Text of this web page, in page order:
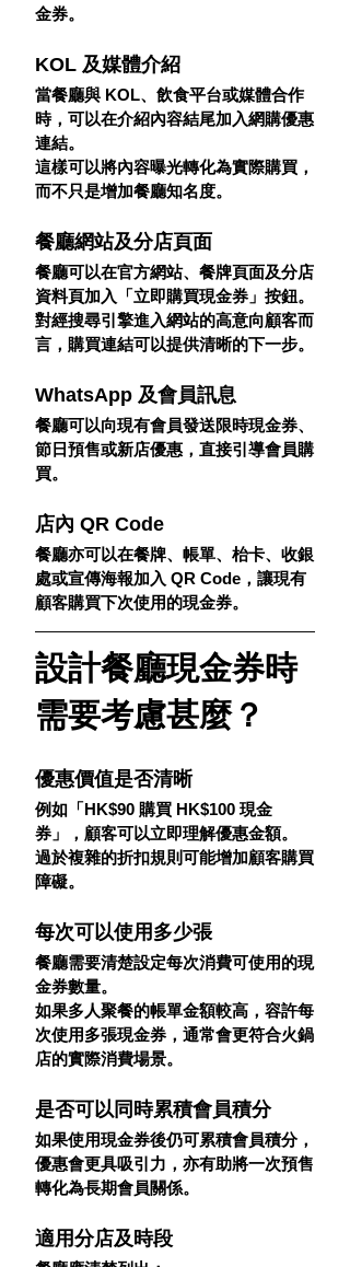
金券。
KOL 及媒體介紹
當餐廳與 KOL、飲食平台或媒體合作
時，可以在介紹內容結尾加入網購優惠
連結。
這樣可以將內容曝光轉化為實際購買，
而不只是增加餐廳知名度。
餐廳網站及分店頁面
餐廳可以在官方網站、餐牌頁面及分店
資料頁加入「立即購買現金券」按鈕。
對經搜尋引擎進入網站的高意向顧客而
言，購買連結可以提供清晰的下一步。
WhatsApp 及會員訊息
餐廳可以向現有會員發送限時現金券、
節日預售或新店優惠，直接引導會員購
買。
店內 QR Code
餐廳亦可以在餐牌、帳單、枱卡、收銀
處或宣傳海報加入 QR Code，讓現有
顧客購買下次使用的現金券。
設計餐廳現金券時
需要考慮甚麼？
優惠價值是否清晰
例如「HK$90 購買 HK$100 現金
券」，顧客可以立即理解優惠金額。
過於複雜的折扣規則可能增加顧客購買
障礙。
每次可以使用多少張
餐廳需要清楚設定每次消費可使用的現
金券數量。
如果多人聚餐的帳單金額較高，容許每
次使用多張現金券，通常會更符合火鍋
店的實際消費場景。
是否可以同時累積會員積分
如果使用現金券後仍可累積會員積分，
優惠會更具吸引力，亦有助將一次預售
轉化為長期會員關係。
適用分店及時段